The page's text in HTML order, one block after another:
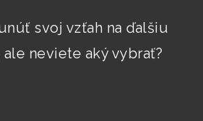
svoj vzťah na ďalšiu
neviete aký vybrať?